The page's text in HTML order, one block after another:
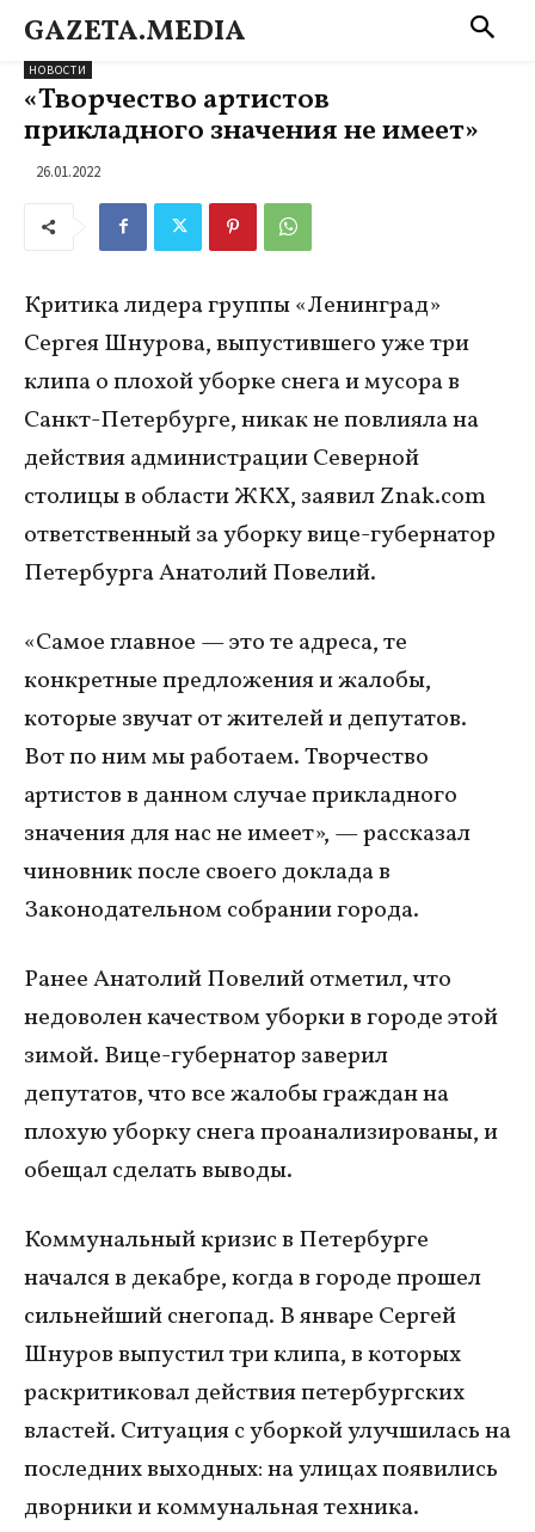
GAZETA.MEDIA
НОВОСТИ
«Творчество артистов
прикладного значения не имеет»
26.01.2022
Критика лидера группы «Ленинград»
Сергея Шнурова, выпустившего уже три
клипа о плохой уборке снега и мусора в
Санкт-Петербурге, никак не повлияла на
действия администрации Северной
столицы в области ЖКХ, заявил Znak.com
ответственный за уборку вице-губернатор
Петербурга Анатолий Повелий.
«Самое главное — это те адреса, те
конкретные предложения и жалобы,
которые звучат от жителей и депутатов.
Вот по ним мы работаем. Творчество
артистов в данном случае прикладного
значения для нас не имеет», — рассказал
чиновник после своего доклада в
Законодательном собрании города.
Ранее Анатолий Повелий отметил, что
недоволен качеством уборки в городе этой
зимой. Вице-губернатор заверил
депутатов, что все жалобы граждан на
плохую уборку снега проанализированы, и
обещал сделать выводы.
Коммунальный кризис в Петербурге
начался в декабре, когда в городе прошел
сильнейший снегопад. В январе Сергей
Шнуров выпустил три клипа, в которых
раскритиковал действия петербургских
властей. Ситуация с уборкой улучшилась на
последних выходных: на улицах появились
дворники и коммунальная техника.